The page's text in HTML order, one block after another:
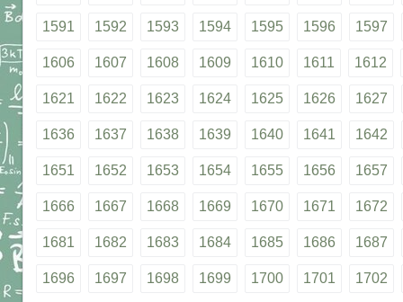
1591 1592 1593 1594 1595 1596 1597
1606 1607 1608 1609 1610 1611 1612
1621 1622 1623 1624 1625 1626 1627
1636 1637 1638 1639 1640 1641 1642
1651 1652 1653 1654 1655 1656 1657
1666 1667 1668 1669 1670 1671 1672
1681 1682 1683 1684 1685 1686 1687
1696 1697 1698 1699 1700 1701 1702